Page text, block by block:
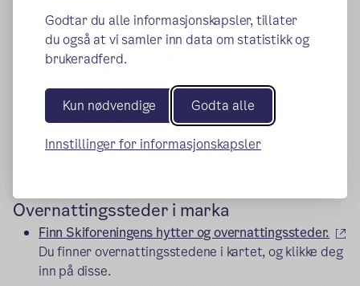
Godtar du alle informasjonskapsler, tillater
du også at vi samler inn data om statistikk og
brukeradferd.
Kun nødvendige Godta alle
Innstillinger for informasjonskapsler
Rimelige lokaler og
overnattingssteder
Oslo og omegn som kan lånes eller leies rimelig.
Lån og utleie av Oslo kommunes lokaler
Lån og utleie av skoler i Oslo
(ekstern lenke)
Overnattingssteder i marka
Finn Skiforeningens hytter og overnattingssteder.
Du finner overnattingsstedene i kartet, og klikke deg
inn på disse.